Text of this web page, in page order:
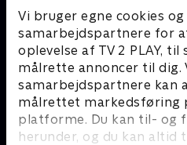
Vi bruger egne cookies
samarbejdspartnere for
oplevelse af TV 2 PLAY,
målrette annoncer til dig.
samarbejdspartnere kan
målrettet markedsføring
platforme. Du kan til- og
herunder, og du kan
Interview med dronning
- 100-året for
2020 • Nyheder • 38 min